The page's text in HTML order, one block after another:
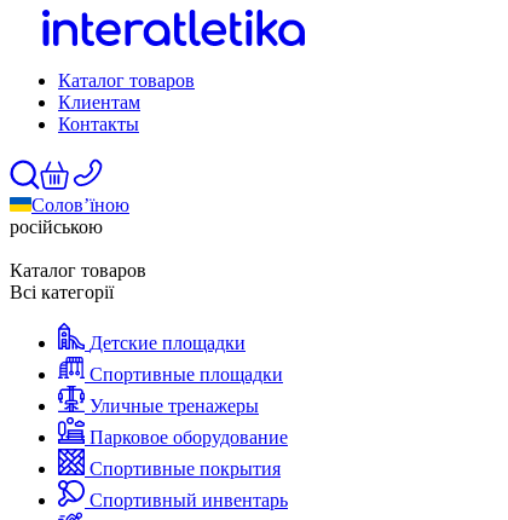
Каталог товаров
Клиентам
Контакты
Солов’їною
російською
Каталог товаров
Всі категорії
Детские площадки
Спортивные площадки
Уличные тренажеры
Парковое оборудование
Спортивные покрытия
Спортивный инвентарь